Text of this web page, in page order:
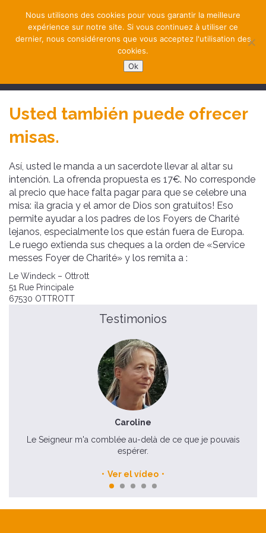
Usted también puede ofrecer
misas.
Así, usted le manda a un sacerdote llevar al altar su
intención. La ofrenda propuesta es 17€. No corresponde
al precio que hace falta pagar para que se celebre una
misa: ¡la gracia y el amor de Dios son gratuitos! Eso
permite ayudar a los padres de los Foyers de Charité
lejanos, especialmente los que están fuera de Europa.
Le ruego extienda sus cheques a la orden de «Service
messes Foyer de Charité» y los remita a :
Le Windeck – Ottrott
51 Rue Principale
67530 OTTROTT
Testimonios
Caroline
Le Seigneur m'a comblée au-delà de ce que je pouvais
espérer.
Ver el vídeo
Nous utilisons des cookies pour vous garantir la meilleure
expérience sur notre site. Si vous continuez à utiliser ce
dernier, nous considérerons que vous acceptez l'utilisation des
cookies.
Ok